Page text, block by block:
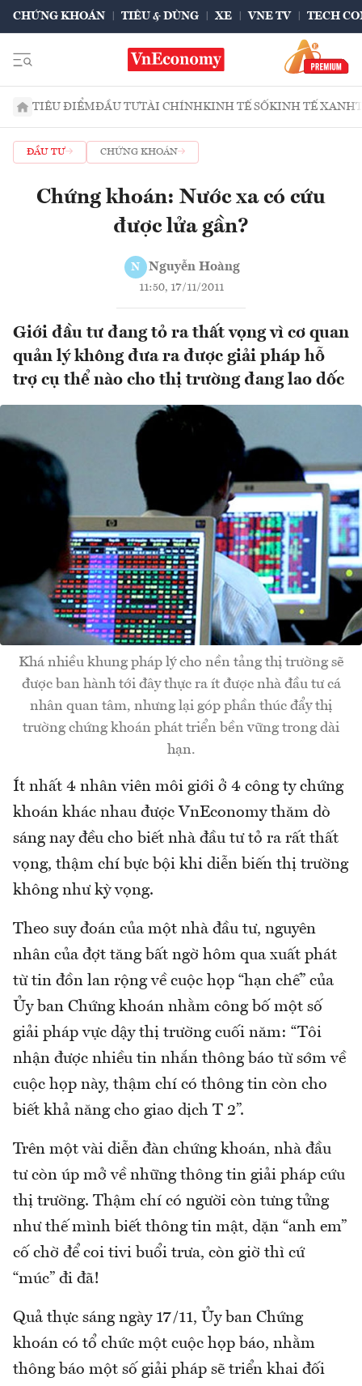
CHỨNG KHOÁN TIÊU & DÙNG XE VNE TV TECH
TIÊU ĐIỂMĐẦU TƯTÀI CHÍNHKINH TẾ SỐKINH TẾ XANH
ĐẦU TƯ CHỨNG KHOÁN
Chứng khoán: Nước xa có cứu
được lửa gần?
N Nguyễn Hoàng
11:50, 17/11/2011
Giới đầu tư đang tỏ ra thất vọng vì cơ quan
quản lý không đưa ra được giải pháp hỗ
trợ cụ thể nào cho thị trường đang lao dốc
Khá nhiều khung pháp lý cho nền tảng thị trường sẽ
được ban hành tới đây thực ra ít được nhà đầu tư cá
nhân quan tâm, nhưng lại góp phần thúc đẩy thị
trường chứng khoán phát triển bền vững trong dài
hạn.
Ít nhất 4 nhân viên môi giới ở 4 công ty chứng
khoán khác nhau được VnEconomy thăm dò
sáng nay đều cho biết nhà đầu tư tỏ ra rất thất
vọng, thậm chí bực bội khi diễn biến thị trường
không như kỳ vọng.
Theo suy đoán của một nhà đầu tư, nguyên
nhân của đợt tăng bất ngờ hôm qua xuất phát
từ tin đồn lan rộng về cuộc họp “hạn chế” của
Ủy ban Chứng khoán nhằm công bố một số
giải pháp vực dậy thị trường cuối năm: “Tôi
nhận được nhiều tin nhắn thông báo từ sớm về
cuộc họp này, thậm chí có thông tin còn cho
biết khả năng cho giao dịch T 2”.
Trên một vài diễn đàn chứng khoán, nhà đầu
tư còn úp mở về những thông tin giải pháp cứu
thị trường. Thậm chí có người còn tưng tửng
như thế mình biết thông tin mật, dặn “anh em”
cố chờ để coi tivi buổi trưa, còn giờ thì cứ
“múc” đi đã!
Quả thực sáng ngày 17/11, Ủy ban Chứng
khoán có tổ chức một cuộc họp báo, nhằm
thông báo một số giải pháp sẽ triển khai đối